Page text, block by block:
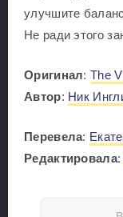
улучшите
Не ради этого
Оригинал:The
Автор: Ник
Перевела:
Редактировала: